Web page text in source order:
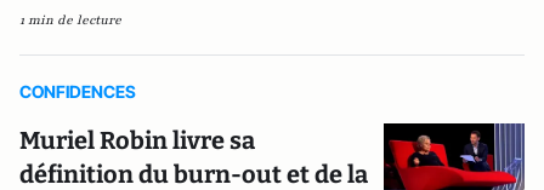
1 min de lecture
CONFIDENCES
Muriel Robin livre sa
définition du burn-out et de la